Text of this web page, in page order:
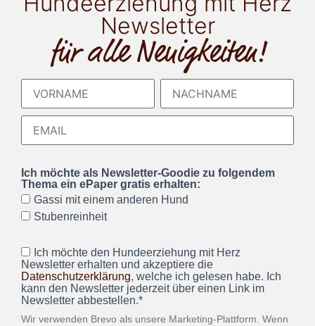
Newsletter
für alle Neuigkeiten!
Ich möchte als Newsletter-Goodie zu folgendem
Thema ein ePaper gratis erhalten:
Gassi mit einem anderen Hund
Stubenreinheit
Ich möchte den Hundeerziehung mit Herz
Newsletter erhalten und akzeptiere die
Datenschutzerklärung, welche ich gelesen habe. Ich
kann den Newsletter jederzeit über einen Link im
Newsletter abbestellen.*
Wir verwenden Brevo als unsere Marketing-Plattform. Wenn